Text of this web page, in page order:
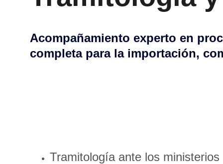
Acompañamiento experto en
completa para la importación,
Tramitología ante los